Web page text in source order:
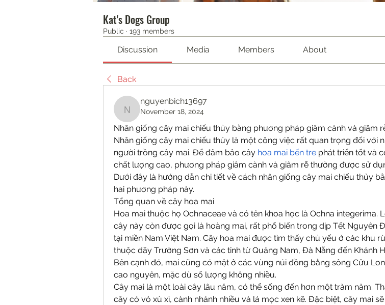
Kat's Dogs Group
Public · 193 members
Discussion Media Members About
Back
nguyenbich13697
nguyenbich13697
November 18, 2024
Nhân giống cây mai chiếu thủy bằng phương pháp giâm cành và giâm
Nhân giống cây mai chiếu thủy là một công việc rất quan trọng đối với
người trồng cây mai. Để đảm bảo cây hoa mai bến tre phát triển tốt và
chất lượng cao, phương pháp giâm cành và giâm rễ thường được sử
Dưới đây là hướng dẫn chi tiết về cách nhân giống cây mai chiếu thủy
hai phương pháp này.
Tổng quan về cây hoa mai
Hoa mai thuộc họ Ochnaceae và có tên khoa học là Ochna integerima.
cây này còn được gọi là hoàng mai, rất phổ biến trong dịp Tết Nguyên
tại miền Nam Việt Nam. Cây hoa mai được tìm thấy chủ yếu ở các khu
thuộc dãy Trường Sơn và các tỉnh từ Quảng Nam, Đà Nẵng đến Khánh
Bên cạnh đó, mai cũng có mặt ở các vùng núi đồng bằng sông Cửu
cao nguyên, mặc dù số lượng không nhiều.
Cây mai là một loài cây lâu năm, có thể sống đến hơn một trăm năm.
cây có vỏ xù xì, cành nhánh nhiều và lá mọc xen kẽ. Đặc biệt, cây mai